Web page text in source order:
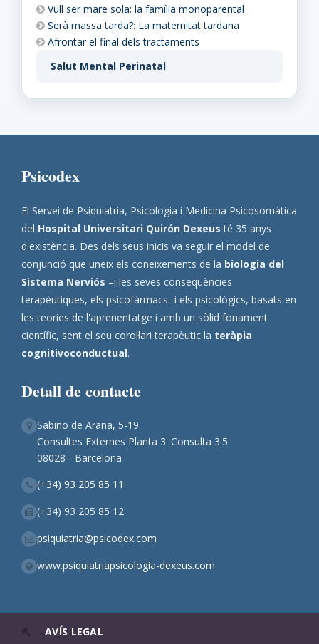
Vull ser mare sola: la família monoparental
Serà massa tarda?: La maternitat tardana
Afrontar el final dels tractaments
Salut Mental Perinatal
Psicodex
El Servei de Psiquiatria, Psicologia i Medicina Psicosomàtica
del Hospital Universitari Quirón Dexeus té 35 anys
d'existència. Des dels seus inicis va seguir el model de
conjunció que uneix els coneixements de la biologia del
Sistema Nerviós –i les seves conseqüències
terapèutiques, els psicofàrmacs- i els psicològics, basats en
les teories de l'aprenentatge i amb un sòlid fonament
científic, sent el seu corol·lari terapèutic la teràpia
cognitivoconductual.
Detall de contacte
Sabino de Arana, 5-19
Consultes Externes Planta 3. Consulta 3.5
08028 - Barcelona
(+34) 93 205 85 11
(+34) 93 205 85 12
psiquiatria@psicodex.com
www.psiquiatriapsicologia-dexeus.com
AVÍS LEGAL